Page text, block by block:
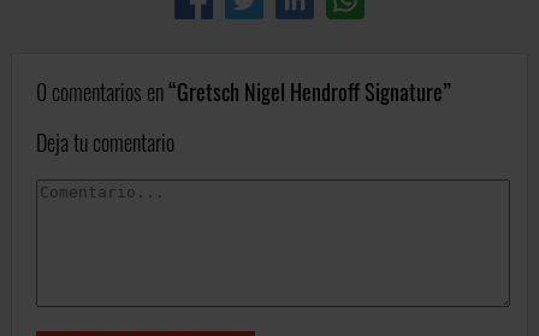
0 comentarios en Gretsch Nigel Hendroff Signature
Deja tu comentario